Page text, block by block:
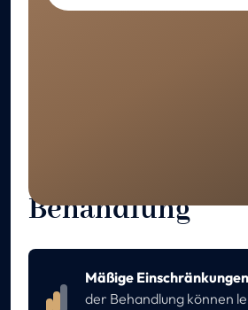
Behandlung
Mäßige
der Behandlung können